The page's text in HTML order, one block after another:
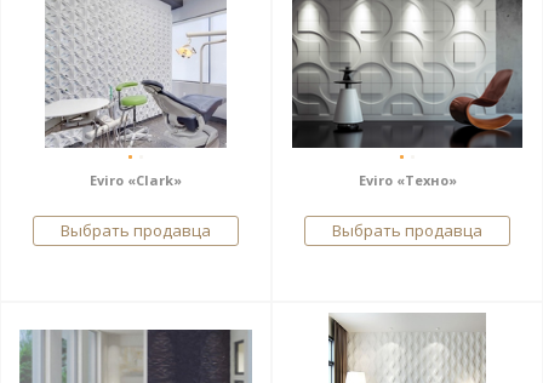
Eviro «Clark»
Выбрать продавца
Eviro «Техно»
Выбрать продавца